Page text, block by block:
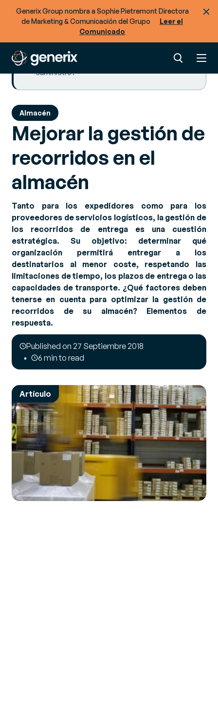
Generix Group nombra a Sophie Pietremont Directora
de Marketing & Comunicación del Grupo
Leer el
Comunicado
Almacén
Mejorar la gestión de
recorridos en el
almacén
Tanto para los expedidores como para los
proveedores de servicios logísticos, la gestión de
los recorridos de entrega es una cuestión
estratégica. Su objetivo: determinar qué
organización permitirá entregar a los
destinatarios al menor coste, respetando las
limitaciones de tiempo, los plazos de entrega o las
capacidades de transporte. ¿Qué factores deben
tenerse en cuenta para optimizar la gestión de
recorridos de su almacén? Elementos de
respuesta.
Published on 27 Septiembre 2018
6 min to read
Artículo
Rondas de almacén optimizadas con la solución
Generix Supply Chain Hub WMS
Más artículos
¿Está preparado para optimizar el flujo de
mercancías y datos en su cadena de
suministro?